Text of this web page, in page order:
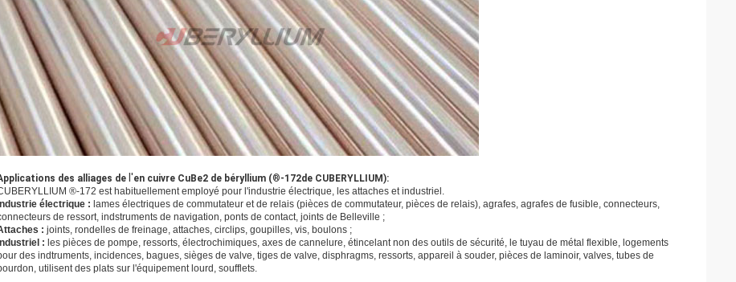
des alliages de l'en cuivre CuBe2 de béryllium (®-172de CUBERYLLIUM):
®-172 est habituellement employé pour l'industrie électrique, les attaches et industriel.
Industrie électrique : lames électriques de commutateur et de relais (pièces de commutateur, pièces de relais), agrafes, agrafes de fusible, connecteurs,
de ressort, indstruments de navigation, ponts de contact, joints de Belleville ;
: joints, rondelles de freinage, attaches, circlips, goupilles, vis, boulons ;
Industriel : les pièces de pompe, ressorts, électrochimiques, axes de cannelure, étincelant non des outils de sécurité, le tuyau de métal flexible, logements
des indtruments, incidences, bagues, sièges de valve, tiges de valve, disphragms, ressorts, appareil à souder, pièces de laminoir, valves, tubes de
utilisent des plats sur l'équipement lourd, soufflets.